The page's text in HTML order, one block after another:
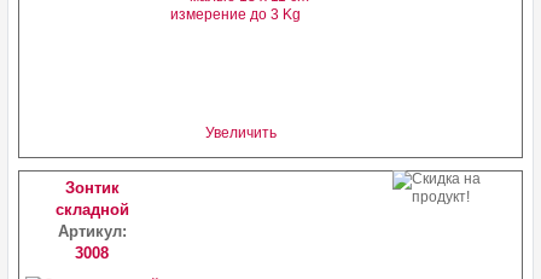
Увеличить
Зонтик
складной
Артикул:
3008